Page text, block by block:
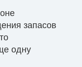
запасов
одну